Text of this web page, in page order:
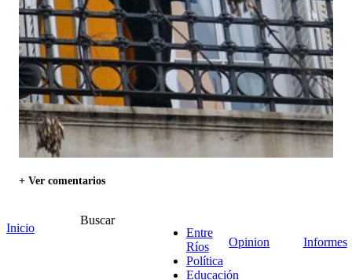
+ Ver comentarios
1 comentario
Inicio
Buscar
Entre
Ríos
Política
Educación
Opinion Informes